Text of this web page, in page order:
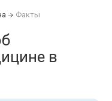
Факты
в